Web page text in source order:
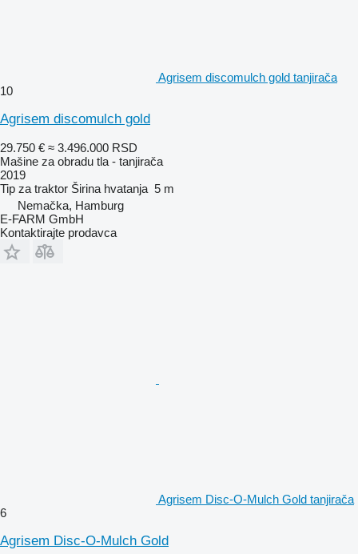
Agrisem discomulch gold tanjirača
10
Agrisem discomulch gold
29.750 € ≈ 3.496.000 RSD
Mašine za obradu tla - tanjirača
2019
Tip za traktor Širina hvatanja 5 m
Nemačka, Hamburg
E-FARM GmbH
Kontaktirajte prodavca
Agrisem Disc-O-Mulch Gold tanjirača
6
Agrisem Disc-O-Mulch Gold